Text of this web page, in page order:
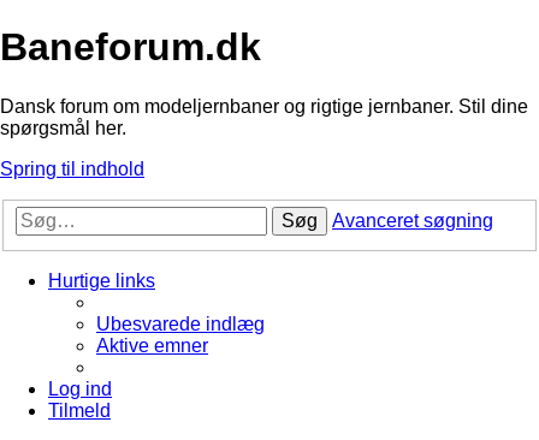
Baneforum.dk
Dansk forum om modeljernbaner og rigtige jernbaner. Stil dine
spørgsmål her.
Spring til indhold
Søg Avanceret søgning
Hurtige links
Ubesvarede indlæg
Aktive emner
Log ind
Tilmeld